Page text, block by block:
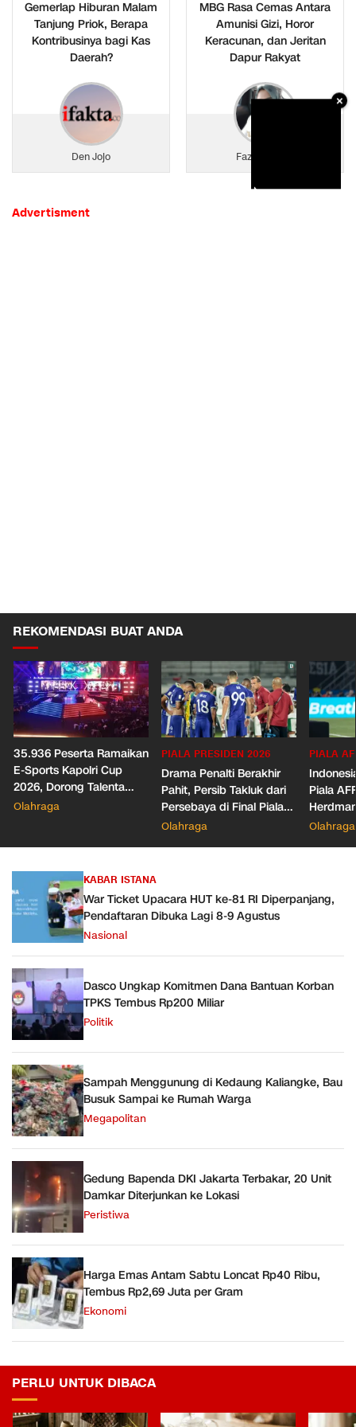
Gemerlap Hiburan Malam
Tanjung Priok, Berapa
Kontribusinya bagi Kas
Daerah?
Den Jojo
MBG Rasa Cemas Antara
Amunisi Gizi, Horor
Keracunan, dan Jeritan
Dapur Rakyat
Fazza Al Aziz
Advertisment
REKOMENDASI BUAT ANDA
35.936 Peserta Ramaikan
E-Sports Kapolri Cup
2026, Dorong Talenta
Digital dan Keamanan
Olahraga
PIALA PRESIDEN 2026
Drama Penalti Berakhir
Pahit, Persib Takluk dari
Persebaya di Final Piala
Presiden 2026
Olahraga
PIALA
Piala
Wasit
Olahraga
KABAR ISTANA
War Ticket Upacara HUT ke-81 RI Diperpanjang,
Pendaftaran Dibuka Lagi 8-9 Agustus
Nasional
Dasco Ungkap Komitmen Dana Bantuan Korban
TPKS Tembus Rp200 Miliar
Politik
Sampah Menggunung di Kedaung Kaliangke, Bau
Busuk Sampai ke Rumah Warga
Megapolitan
Gedung Bapenda DKI Jakarta Terbakar, 20 Unit
Damkar Diterjunkan ke Lokasi
Peristiwa
Harga Emas Antam Sabtu Loncat Rp40 Ribu,
Tembus Rp2,69 Juta per Gram
Ekonomi
PERLU UNTUK DIBACA
×